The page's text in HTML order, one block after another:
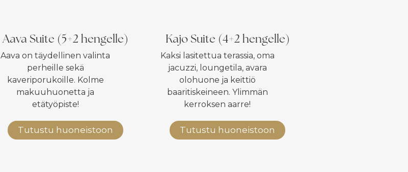
Aava Suite (5+2 hengelle)
Aava on täydellinen valinta
perheille sekä
kaveriporukoille. Kolme
makuuhuonetta ja
etätyöpiste!
Tutustu huoneistoon
Kajo Suite (4+2 hengelle)
Kaksi lasitettua terassia, oma
jacuzzi, loungetila, avara
olohuone ja keittiö
baaritiskeineen. Ylimmän
kerroksen aarre!
Tutustu huoneistoon